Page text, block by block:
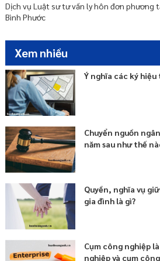
Dịch vụ Luật sư tư vấn ly hôn đơn phương
Bình Phước
Xem nhiều
Ý nghĩa các ký
Chuyển nguồn
năm sau như thế
Quyền, nghĩa vụ
gia đình là gì?
Cụm công nghiệp
nghiệp và cụm